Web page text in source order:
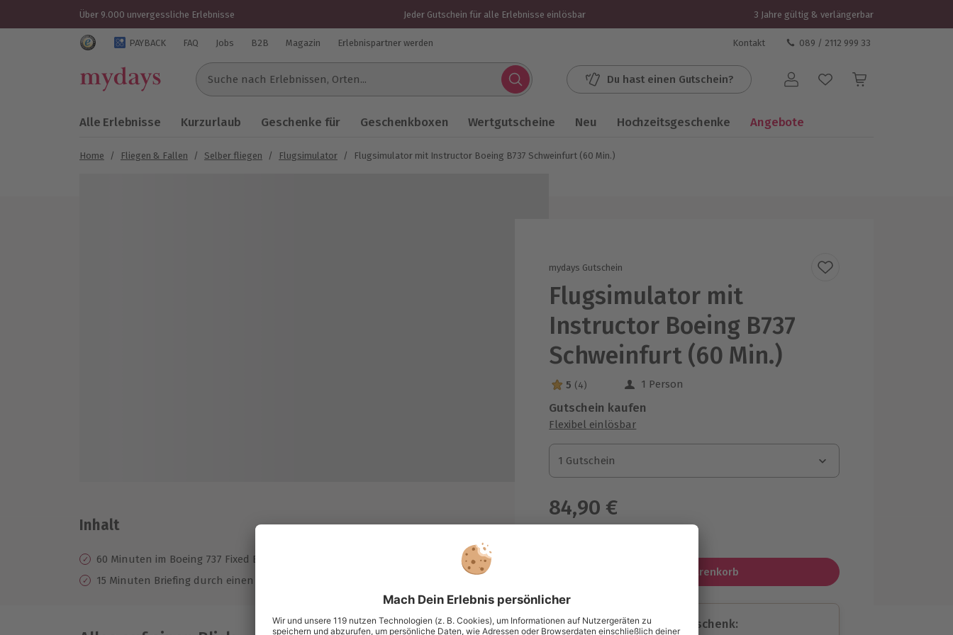
Über 9.000 unvergessliche Erlebnisse Jeder Gutschein für alle Erlebnisse einlösbar 3 Jahre gültig & verlängerbar
Trustedshops Bewertungen für mydays.de
PAYBACK FAQ Jobs B2B Magazin Erlebnispartner werden Kontakt 089 / 2112 999 33
Suche nach Erlebnissen...
Du hast einen Gutschein? Benutzerkonto
Alle Erlebnisse Kurzurlaub Geschenke für Geschenkboxen Wertgutscheine Neu Hochzeitsgeschenke Angebote
Home / Fliegen & Fallen / Selber fliegen / Flugsimulator / Flugsimulator mit Instructor Boeing B737 Schweinfurt (60 Min.)
mydays Gutschein
Flugsimulator mit
Instructor Boeing B737
Schweinfurt (60 Min.)
5 Sterne von 5 aus 4 Bewertungen
5 (4) 1 Person
Gutschein kaufen
Flexibel einlösbar
1 Gutschein
1 Gutschein
1 Gutschein
84,90 €
In den Warenkorb
Immer das passende Geschenk:
Inhalt
60 Minuten im Boeing 737 Fixed Base Flugsimulator
15 Minuten Briefing durch einen Instructor